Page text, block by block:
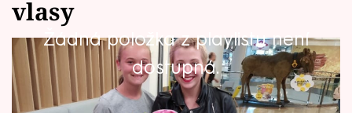
Vztahy
Seriály
vlasy
Žádná položka z playlistu není
dostupná.
Když Anička Slováčková onemocněla
rakovinou a po chemoterapiích přišla o své
vlasy, nabídla jí ty své tehdy dvanáctiletá